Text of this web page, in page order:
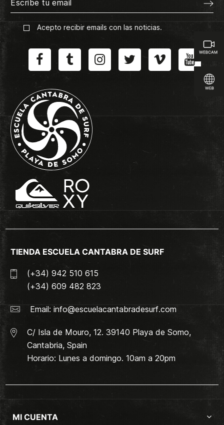
Acepto recibir emails con las noticias.
TIENDA ESCUELA CANTABRA DE SURF
(+34) 942 510 615
(+34) 609 482 823
Email: info@escuelacantabradesurf.com
C/ Isla de Mouro, 12. 39140 Playa de Somo,
Cantabria, Spain
Horario: Lunes a domingo. 10am a 20pm
MI CUENTA